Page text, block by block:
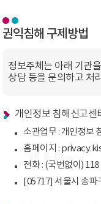
권익침해 구제방법
정보주체는 아래 기관
상담 등을 문의하고 처
개인정보 침해신고센
소관업무 : 개인정보
홈페이지 :
전화 : (국번없이) 118
[05717] 서울시 송파